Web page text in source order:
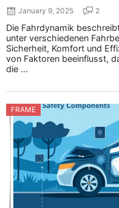
January 9, 2025 2
Die Fahrdynamik
unter verschiedenen
Sicherheit, Komfort und
von Faktoren beeinflusst,
die ...
FRAME